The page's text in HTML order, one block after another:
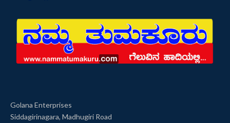
Golana Enterprises
Siddagirinagara, Madhugiri Road